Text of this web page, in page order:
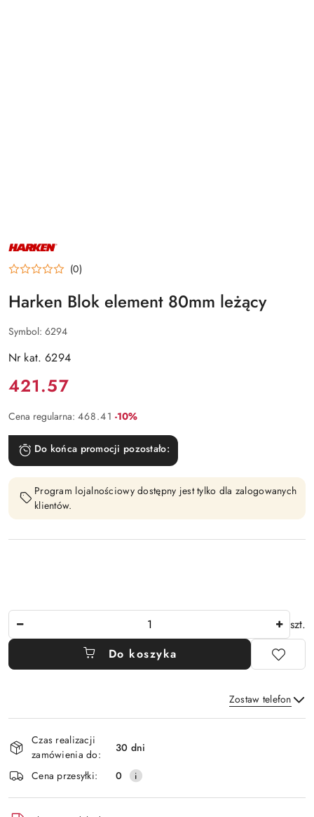
NAZWA
PRODUCENTA:
HARKEN (0)
Harken Blok element 80mm leżący
Symbol: 6294
Nr kat. 6294
Cena:
421.57
Cena regularna: 468.41 Rabat:
-10%
Do końca promocji pozostało:
Program lojalnościowy dostępny jest tylko dla zalogowanych
klientów.
szt.
Do koszyka
Zostaw telefon
i
dostawa
Czas realizacji
zamówienia do:
30 dni
Cena przesyłki:
0